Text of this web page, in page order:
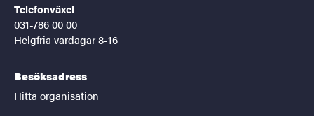
Telefonväxel
031-786 00 00
Helgfria vardagar 8-16
Besöksadress
Hitta organisation